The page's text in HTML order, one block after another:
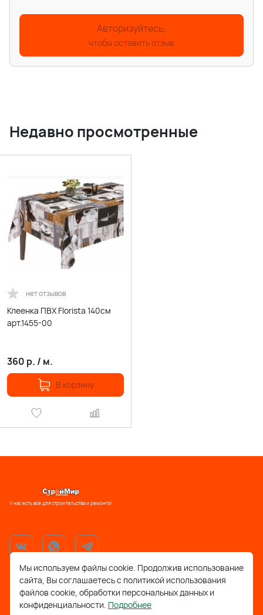
Авторизуйтесь,
чтобы оставить отзыв
Недавно просмотренные
нет отзывов
Клеенка ПВХ Florista 140см
арт.1455-00
360 р. / м.
В корзину
У нас есть все для строительства и ремонта!
support@stroymir48.ru
Мы используем файлы cookie. Продолжив использование
сайта, Вы соглашаетесь с политикой использования
файлов cookie, обработки персональных данных и
конфиденциальности. Подробнее